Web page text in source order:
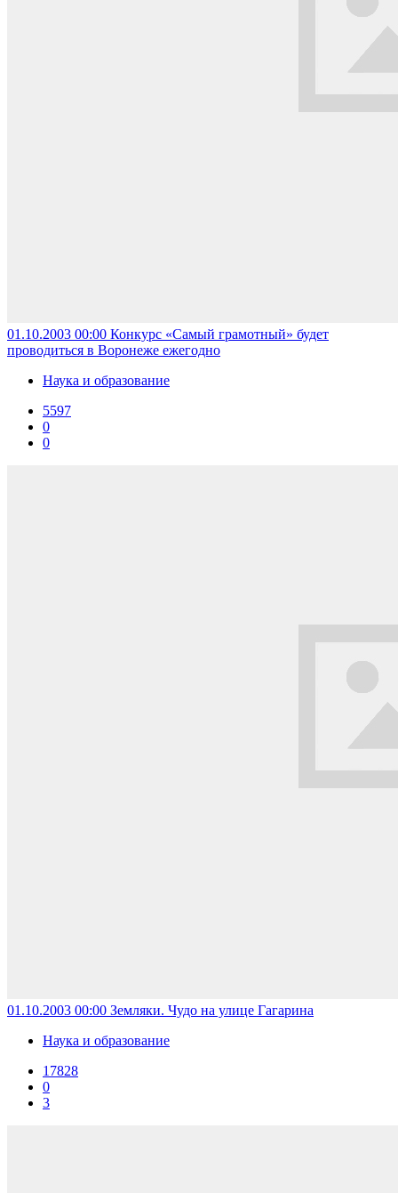
01.10.2003 00:00 Конкурс «Самый грамотный» будет
проводиться в Воронеже ежегодно
Наука и образование
5597
0
0
01.10.2003 00:00 Земляки. Чудо на улице Гагарина
Наука и образование
17828
0
3